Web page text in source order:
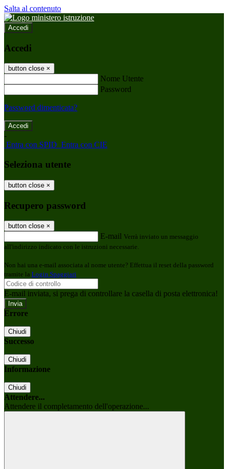
Salta al contenuto
Accedi
Accedi
button close ×
Nome Utente
Password
Password dimenticata?
-
Entra con SPID Entra con CIE
Seleziona utente
button close ×
Recupero password
button close ×
E-mail Verrà inviato un messaggio
all'indirizzo indicato con le istruzioni necessarie.
Non hai una e-mail associata al nome utente? Effettua il reset della password
tramite la Login Spaggiari
E-mail inviata, si prega di controllare la casella di posta elettronica!
Errore
Chiudi
Successo
Chiudi
Informazione
Chiudi
Attendere...
Attendere il completamento dell'operazione...